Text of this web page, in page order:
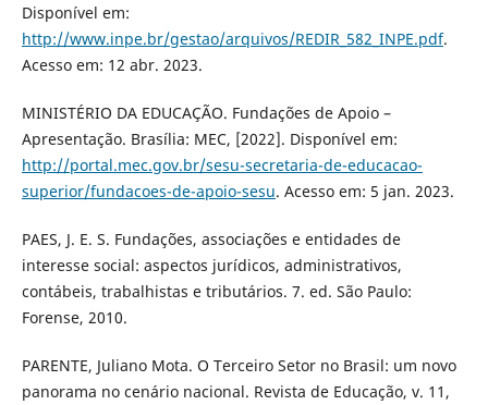
Disponível em:
http://www.inpe.br/gestao/arquivos/REDIR_582_INPE.pdf.
Acesso em: 12 abr. 2023.
MINISTÉRIO DA EDUCAÇÃO. Fundações de Apoio –
Apresentação. Brasília: MEC, [2022]. Disponível em:
http://portal.mec.gov.br/sesu-secretaria-de-educacao-
superior/fundacoes-de-apoio-sesu. Acesso em: 5 jan. 2023.
PAES, J. E. S. Fundações, associações e entidades de
interesse social: aspectos jurídicos, administrativos,
contábeis, trabalhistas e tributários. 7. ed. São Paulo:
Forense, 2010.
PARENTE, Juliano Mota. O Terceiro Setor no Brasil: um novo
panorama no cenário nacional. Revista de Educação, v. 11,